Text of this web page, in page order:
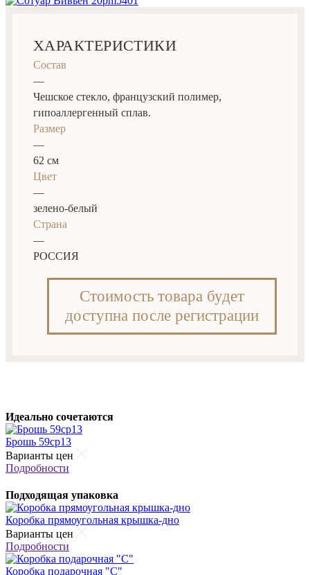
ХАРАКТЕРИСТИКИ
Состав
—
Чешское стекло, французский полимер,
гипоаллергенный сплав.
Размер
—
62 см
Цвет
—
зелено-белый
Страна
—
РОССИЯ
Стоимость товара будет
доступна после регистрации
Идеально сочетаются
Брошь 59cp13
Варианты цен
Подробности
Подходящая упаковка
Коробка прямоугольная крышка-дно
Варианты цен
Подробности
Коробка подарочная "С"